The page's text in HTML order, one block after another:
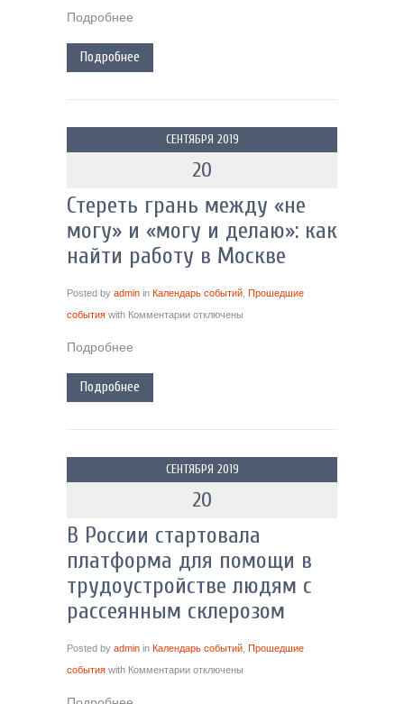
Подробнее
Подробнее
СЕНТЯБРЯ 2019
20
Стереть грань между «не
могу» и «могу и делаю»: как
найти работу в Москве
Posted by admin in Календарь событий Прошедшие
события with Комментарии отключены
Подробнее
Подробнее
СЕНТЯБРЯ 2019
20
В России стартовала
платформа для помощи в
трудоустройстве людям с
рассеянным склерозом
Posted by admin in Календарь событий Прошедшие
события with Комментарии отключены